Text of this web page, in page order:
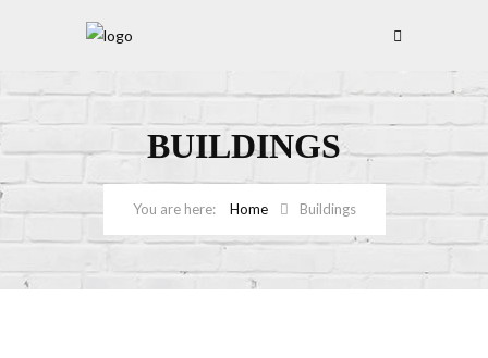
BUILDINGS
Home Buildings